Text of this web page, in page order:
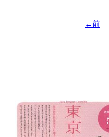
←前